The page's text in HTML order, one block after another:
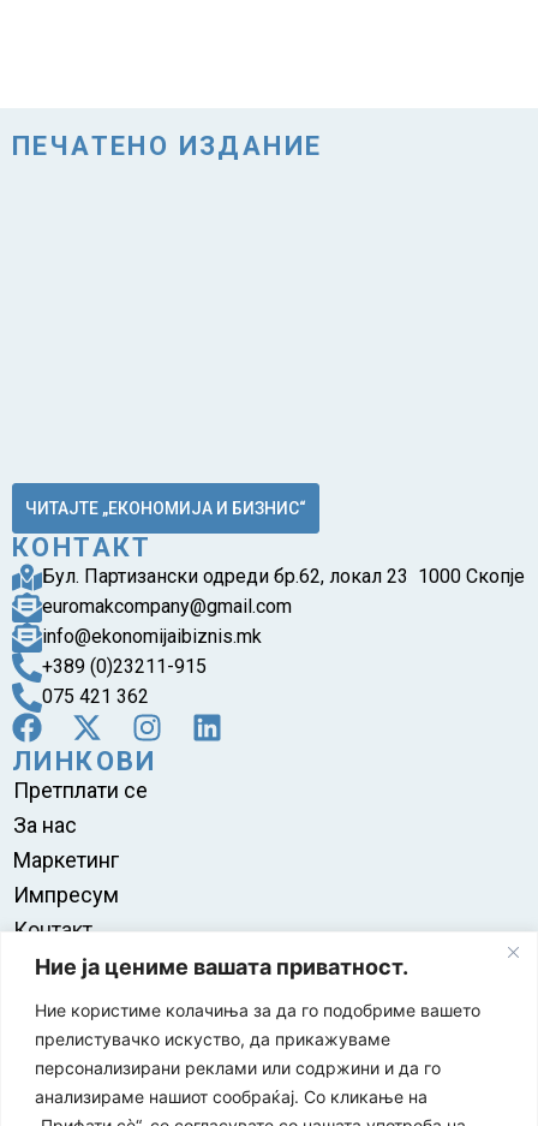
Ние ја цениме вашата приватност.
Ние користиме колачиња за да го подобриме вашето
прелистувачко искуство, да прикажуваме
персонализирани реклами или содржини и да го
анализираме нашиот сообраќај. Со кликање на
ПЕЧАТЕНО ИЗДАНИЕ
ЧИТАЈТЕ „ЕКОНОМИЈА И БИЗНИС“
КОНТАКТ
Бул. Партизански одреди бр.62, локал 23 1000 Скопје
euromakcompany@gmail.com
info@ekonomijaibiznis.mk
+389 (0)23211-915
075 421 362
ЛИНКОВИ
Претплати се
За нас
Маркетинг
Импресум
Контакт
Правила на користење